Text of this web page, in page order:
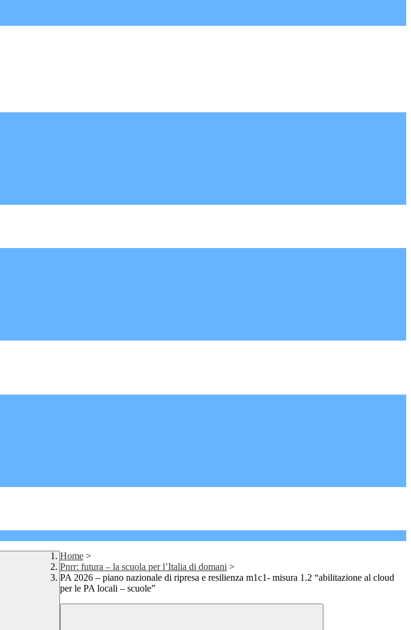
Home >
Pnrr: futura – la scuola per l’Italia di domani >
PA 2026 – piano nazionale di ripresa e resilienza m1c1- misura 1.2 “abilitazione al cloud
per le PA locali – scuole”